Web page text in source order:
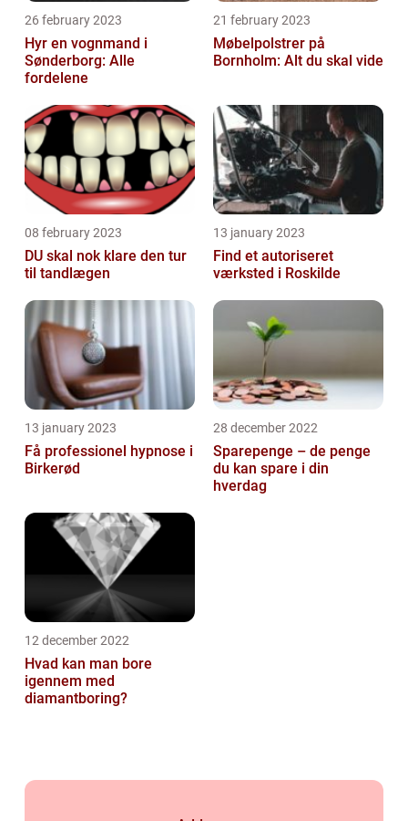
26 february 2023
Hyr en vognmand i
Sønderborg: Alle
fordelene
21 february 2023
Møbelpolstrer på
Bornholm: Alt du skal vide
08 february 2023
DU skal nok klare den tur
til tandlægen
13 january 2023
Find et autoriseret
værksted i Roskilde
13 january 2023
Få professionel hypnose i
Birkerød
28 december 2022
Sparepenge – de penge
du kan spare i din
hverdag
12 december 2022
Hvad kan man bore
igennem med
diamantboring?